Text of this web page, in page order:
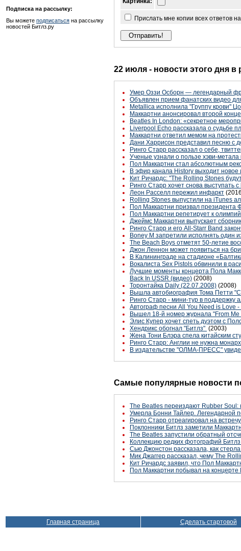
Подписка на рассылку:
Вы можете подписаться на рассылку
новостей Битлз.ру
Прислать мне копии всех ответов
22 июля - новости этого дня в
Умер Оззи Осборн — легендарный
Объявлен прием фанатских видео
Metallica исполнила "Группу крови"
Маккартни анонсировал второй
Beatles In London: «секретное
Liverpool Echo рассказала о судьбе
Маккартни ответил мемом на
Дани Харрисон представил песню с
Ринго Старр рассказал о себе,
Ученые узнали о пользе хэви-
Пол Маккартни стал абсолютным
В эфир канала History выходит
Кит Ричардс: "The Rolling Stones
Ринго Старр хочет снова выступать
Леон Расселл пережил инфаркт
Rolling Stones выпустили на iTunes
Пол Маккартни призвал президента
Пол Маккартни репетирует к
Джеймс Маккартни выпускает
Ринго Старр и его All-Starr Band
Boney M запретили исполнять один
The Beach Boys отметят 50-летие
Джон Леннон может появиться на
В Калининграде на стадионе
Вокалиста Sex Pistols обвинили в
Лучшие моменты концерта Пола
Back In USSR (видео) (2008)
Торонтайка Daily (22.07.2008) (2008)
Вышла автобиография Тома Петти
Ринго Старр - мини-тур в поддержку
Автограф песни All You Need is Love
Вышел 18-й номер журнала "From Me
Элис Купер хочет спеть дуэтом с
Хендрикс обогнал "Битлз" (2003)
Жена Тони Блэра спела китайским
Ринго Старр: Англии не нужна
В издательстве "ОЛМА-ПРЕСС"
Самые популярные новости
The Beatles переиздают Rubber
Умерла Бонни Тайлер. Легендарной
Ринго Старр отреагировал на
Поклонники Битлз заметили
The Beatles запустили обратный
Коллекцию редких фотографий
Сью Джонстон рассказала, как
Мик Джаггер рассказал, чему The
Кит Ричардс заявил, что Пол
Пол Маккартни побывал на
Главная страница Сделать стартовой